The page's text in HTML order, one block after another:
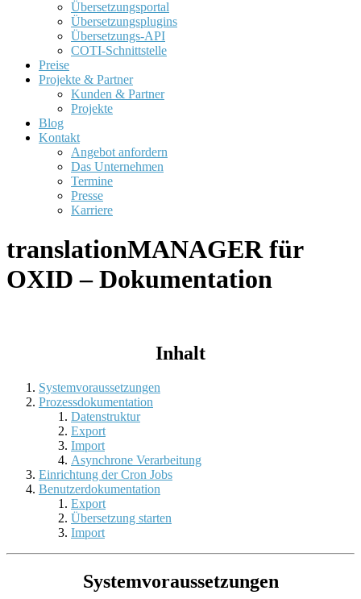
Übersetzungsportal
Übersetzungsplugins
Übersetzungs-API
COTI-Schnittstelle
Preise
Projekte & Partner
Kunden & Partner
Projekte
Blog
Kontakt
Angebot anfordern
Das Unternehmen
Termine
Presse
Karriere
translationMANAGER für
OXID – Dokumentation
Inhalt
Systemvoraussetzungen
Prozessdokumentation
Datenstruktur
Export
Import
Asynchrone Verarbeitung
Einrichtung der Cron Jobs
Benutzerdokumentation
Export
Übersetzung starten
Import
Systemvoraussetzungen